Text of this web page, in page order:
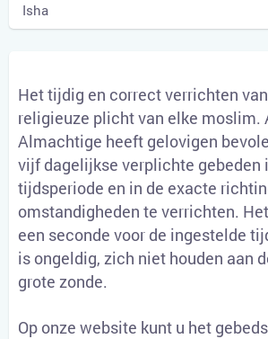
Het tijdig en correct verrichten
religieuze plicht van elke moslim.
Almachtige heeft gelovigen
vijf dagelijkse verplichte gebeden
tijdsperiode en in de exacte
omstandigheden te verrichten.
een seconde voor de ingestelde
is ongeldig, zich niet houden aan
grote zonde.
Op onze website kunt u het